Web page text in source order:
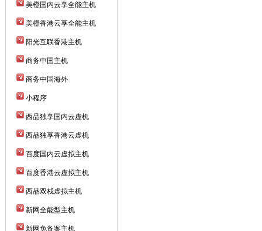
美橙国内云享全能主机
美橙香港云享全能主机
阳光互联香港主机
商务中国主机
商务中国海外
小程序
西品独享国内云虚机
西品独享香港云虚机
百度国内云虚拟主机
百度香港云虚拟主机
西品双栈虚拟主机
新网全能型主机
新网免备案主机